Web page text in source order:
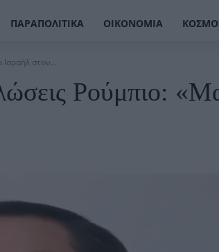
ΠΑΡΑΠΟΛΙΤΙΚΆ ΟΙΚΟΝΟΜΊΑ
στον...
Ρούμπιο: